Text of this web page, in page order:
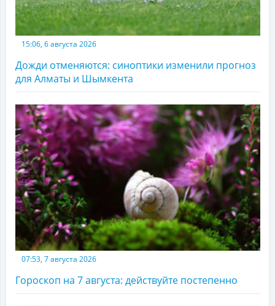
15:06, 6 августа 2026
Дожди отменяются: синоптики изменили прогноз
для Алматы и Шымкента
07:53, 7 августа 2026
Гороскоп на 7 августа: действуйте постепенно